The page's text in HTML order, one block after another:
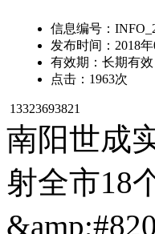
信息编号：
发布时间： 2018
有效期： 长期有效
点击： 1963次
13323693821
南阳世成
射全市18